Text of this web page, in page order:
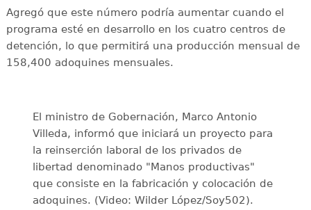
Agregó que este número podría aumentar cuando el
programa esté en desarrollo en los cuatro centros de
detención, lo que permitirá una producción mensual de
158,400 adoquines mensuales.
El ministro de Gobernación, Marco Antonio
Villeda, informó que iniciará un proyecto para
la reinserción laboral de los privados de
libertad denominado "Manos productivas"
que consiste en la fabricación y colocación de
adoquines. (Video: Wilder López/Soy502).